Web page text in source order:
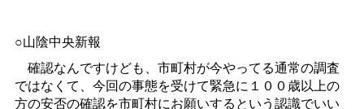
○山陰中央新報
確認なんですけども、市町村が今やってる通常の調査
ではなくて、今回の事態を受けて緊急に１００歳以上の
方の安否の確認を市町村にお願いするという認識でいい